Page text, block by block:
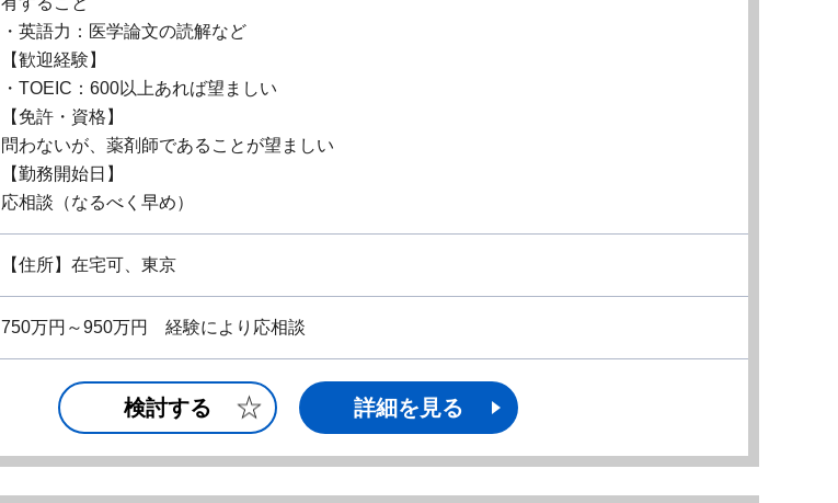
・英語力：医学論文の読解など
【歓迎経験】
・TOEIC：600以上あれば望ましい
【免許・資格】
問わないが、薬剤師であることが望ましい
【勤務開始日】
応相談（なるべく早め）
【住所】在宅可、東京
750万円～950万円 経験により応相談
検討する 詳細を見る